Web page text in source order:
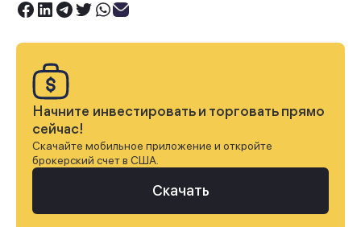
Начните инвестировать и торговать прямо
сейчас!
Скачайте мобильное приложение и откройте
брокерский счет в США.
Скачать